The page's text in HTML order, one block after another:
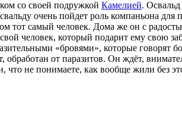
со своей подружкой Камелией. Освальд
очень пойдет роль компаньона для
тот самый человек. Дома же он с
человек, который подарит ему свою
«бровями», которые говорят
обработан от паразитов. Он ждёт,
что не понимаете, как вообще жили без